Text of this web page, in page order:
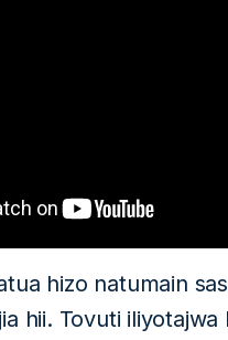
hizo natumain
hii. Tovuti